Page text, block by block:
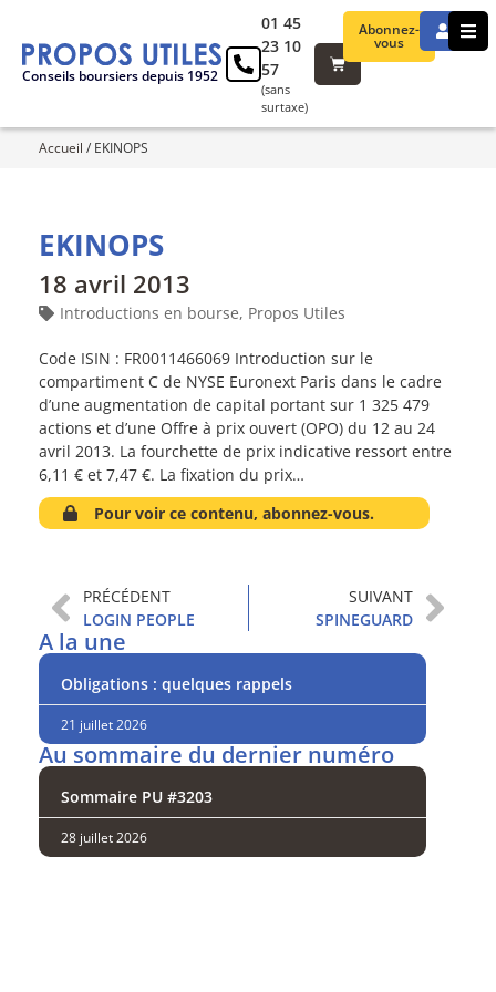
Conseils boursiers depuis 1952
Abonnez-
vous
01 45
23 10
57
(sans
surtaxe)
Accueil / EKINOPS
EKINOPS
18 avril 2013
Introductions en bourse, Propos Utiles
Code ISIN : FR0011466069 Introduction sur le
compartiment C de NYSE Euronext Paris dans le cadre
d’une augmentation de capital portant sur 1 325 479
actions et d’une Offre à prix ouvert (OPO) du 12 au 24
avril 2013. La fourchette de prix indicative ressort entre
6,11 € et 7,47 €. La fixation du prix…
Pour voir ce contenu, abonnez-vous.
PRÉCÉDENT
LOGIN PEOPLE
SUIVANT
SPINEGUARD
A la une
Obligations : quelques rappels
21 juillet 2026
Au sommaire du dernier numéro
Sommaire PU #3203
28 juillet 2026